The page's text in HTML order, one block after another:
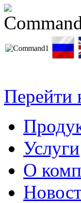
Перейти
Услуги
О